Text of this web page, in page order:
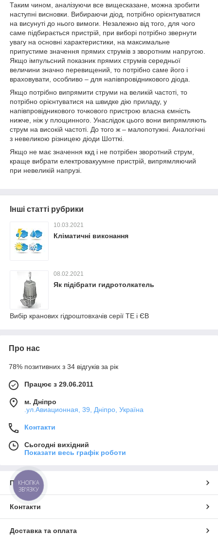
Таким чином, аналізуючи все вищесказане, можна зробити
наступні висновки. Вибираючи діод, потрібно орієнтуватися
на висунуті до нього вимоги. Незалежно від того, для чого
саме підбирається пристрій, при виборі потрібно звернути
увагу на основні характеристики, на максимальне
припустиме значення прямих струмів з зворотним напругою.
Якщо імпульсний показник прямих струмів середньої
величини значно перевищений, то потрібно саме його і
враховувати, особливо – для напівпровідникового діода.
Якщо потрібно випрямити струми на великій частоті, то
потрібно орієнтуватися на швидке дію приладу, у
напівпровідникового точкового пристрою власна ємність
нижче, ніж у площинного. Унаслідок цього вони випрямляють
струм на високій частоті. До того ж – малопотужні. Аналогічні
з невеликою різницею діоди Шотткі.
Якщо не має значення ккд і не потрібен зворотний струм,
краще вибрати електровакуумне пристрій, випрямляючий
при невеликій напрузі.
Інші статті рубрики
10.03.2021
Кліматичні виконання
08.02.2021
Як підібрати гидротолкатель
Вибір кранових гідроштовхачів серії ТЕ і ЄВ
Про нас
78% позитивних з 34 відгуків за рік
Працює з 29.06.2011
м. Дніпро
.ул.Авиационная, 39, Дніпро, Україна
Контакти
Сьогодні вихідний
Показати весь графік роботи
Про нас
Контакти
Доставка та оплата
КНОПКА
ЗВ'ЯЗКУ